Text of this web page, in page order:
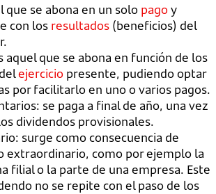
que se abona en un solo pagoy
con los resultados (beneficios) del
aquel que se abona en función de los
ejercicio presente, pudiendo optar
por facilitarlo en uno o varios pagos.
se paga a final de año, una vez
dividendos provisionales.
surge como consecuencia de
extraordinario, como por ejemplo la
filial o la parte de una empresa. Este
no se repite con el paso de los